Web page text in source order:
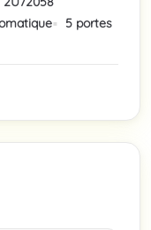
5 portes